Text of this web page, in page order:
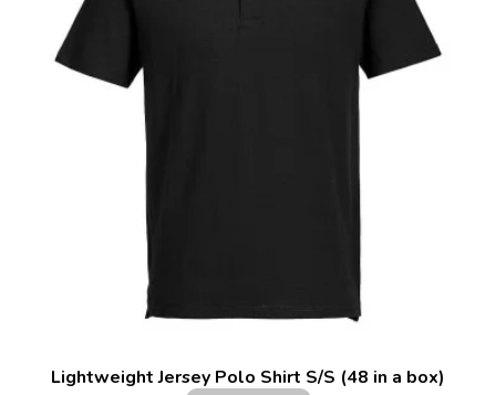
Lightweight Jersey Polo Shirt S/S (48 in a box)